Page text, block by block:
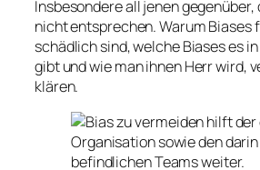
Insbesondere all jenen gegenüber,
nicht entsprechen. Warum Biases
schädlich sind, welche Biases es
gibt und wie man ihnen Herr wird,
klären.